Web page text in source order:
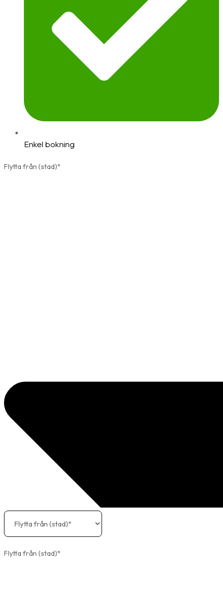
Enkel bokning
Flytta från (stad)*
Flytta från (stad)*